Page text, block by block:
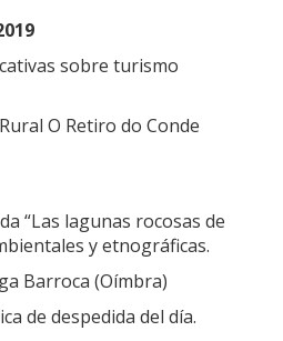
sobre turismo
O Retiro do Conde
“Las lagunas rocosas de
y etnográficas.
Barroca (Oímbra)
de despedida del día.